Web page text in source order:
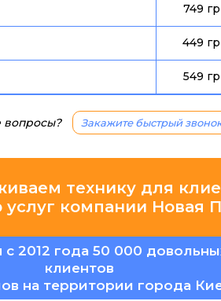
749
449
549
вопросы? Закажите быстрый
технику для
компании Новая
с 2012 года 50 000
клиентов
на территории города